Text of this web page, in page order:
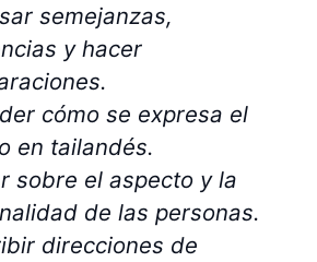
semejanzas,
y hacer
cómo se expresa el
en tailandés.
sobre el aspecto y la
de las personas.
direcciones de